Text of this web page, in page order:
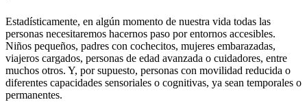
Estadísticamente, en algún momento de nuestra vida todas las
personas necesitaremos hacernos paso por entornos accesibles.
Niños pequeños, padres con cochecitos, mujeres embarazadas,
viajeros cargados, personas de edad avanzada o cuidadores, entre
muchos otros. Y, por supuesto, personas con movilidad reducida o
diferentes capacidades sensoriales o cognitivas, ya sean temporales o
permanentes.